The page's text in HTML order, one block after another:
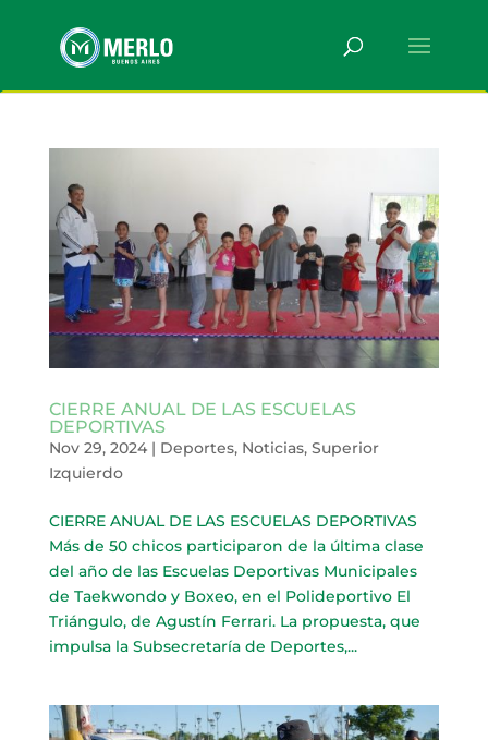
CIERRE ANUAL DE LAS ESCUELAS
DEPORTIVAS
Nov 29, 2024| Deportes, Noticias, Superior
Izquierdo
CIERRE ANUAL DE LAS ESCUELAS DEPORTIVAS
Más de 50 chicos participaron de la última clase
del año de las Escuelas Deportivas Municipales
de Taekwondo y Boxeo, en el Polideportivo El
Triángulo, de Agustín Ferrari. La propuesta, que
impulsa la Subsecretaría de Deportes,...